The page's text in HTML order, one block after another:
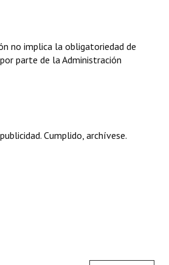
no implica la obligatoriedad de
parte de la Administración
Cumplido, archívese.